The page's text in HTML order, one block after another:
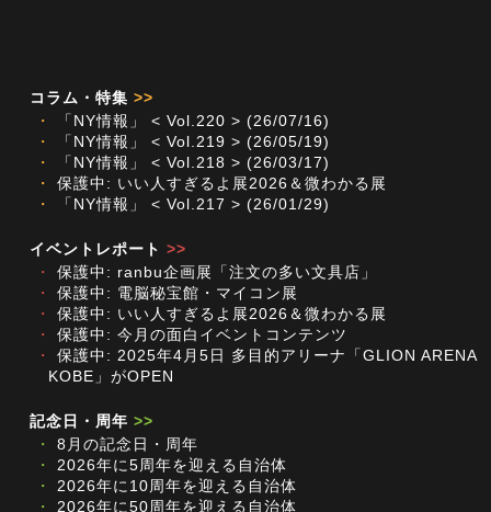
コラム・特集 >>
・
「NY情報」 < Vol.220 > (26/07/16)
・
「NY情報」 < Vol.219 > (26/05/19)
・
「NY情報」 < Vol.218 > (26/03/17)
・
保護中: いい人すぎるよ展2026＆微わかる展
・
「NY情報」 < Vol.217 > (26/01/29)
イベントレポート >>
・
保護中: ranbu企画展「注文の多い文具店」
・
保護中: 電脳秘宝館・マイコン展
・
保護中: いい人すぎるよ展2026＆微わかる展
・
保護中: 今月の面白イベントコンテンツ
・
保護中: 2025年4月5日 多目的アリーナ「GLION ARENA
KOBE」がOPEN
記念日・周年 >>
・
8月の記念日・周年
・
2026年に5周年を迎える自治体
・
2026年に10周年を迎える自治体
・
2026年に50周年を迎える自治体